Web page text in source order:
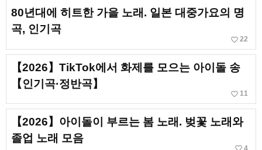
80년대에 히트한 가을 노래. 일본 대중가요의 명
곡, 인기곡
favorite_border 22
【2026】TikTok에서 화제를 모으는 아이돌 송
【인기곡·정반곡】
favorite_border 11
【2026】아이돌이 부르는 봄 노래. 벚꽃 노래와
졸업 노래 모음
favorite_border 4